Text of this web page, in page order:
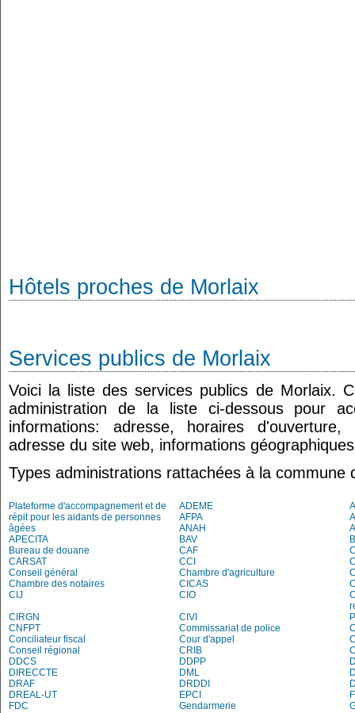
Hôtels proches de Morlaix
Services publics de Morlaix
Voici la liste des services publics de Morlaix.
administration de la liste ci-dessous pour
informations: adresse, horaires
adresse du site web, informations
Types administrations rattachées à la commune
Plateforme d'accompagnement et de
répit pour les aidants de personnes
âgées
ADEME
AFPA
ANAH
APECITA
BAV
Bureau de douane
CAF
CARSAT
CCI
Conseil général
Chambre d'agriculture
Chambre des notaires
CICAS
CIJ
CIO
CIRGN
CIVI
CNFPT
Commissariat de police
Conciliateur fiscal
Cour d'appel
Conseil régional
CRIB
DDCS
DDPP
DIRECCTE
DML
DRAF
DRDDI
DREAL-UT
EPCI
FDC
Gendarmerie